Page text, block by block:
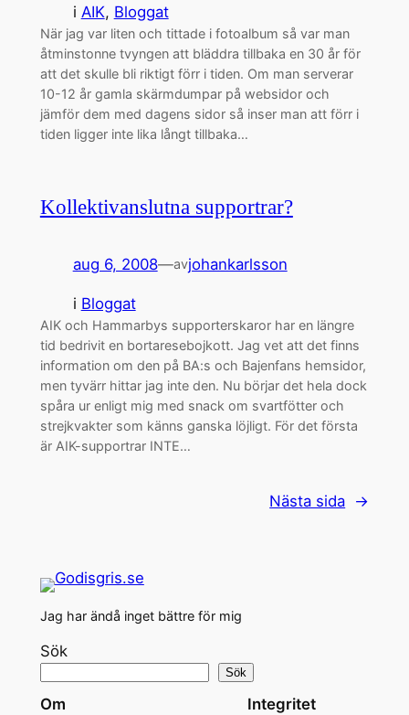
i AIK, Bloggat
När jag var liten och tittade i fotoalbum så var man
åtminstonne tvyngen att bläddra tillbaka en 30 år för
att det skulle bli riktigt förr i tiden. Om man serverar
10-12 år gamla skärmdumpar på websidor och
jämför dem med dagens sidor så inser man att förr i
tiden ligger inte lika långt tillbaka…
Kollektivanslutna supportrar?
aug 6, 2008—avjohankarlsson
i Bloggat
AIK och Hammarbys supporterskaror har en längre
tid bedrivit en bortaresebojkott. Jag vet att det finns
information om den på BA:s och Bajenfans hemsidor,
men tyvärr hittar jag inte den. Nu börjar det hela dock
spåra ur enligt mig med snack om svartfötter och
strejkvakter som känns ganska löjligt. För det första
är AIK-supportrar INTE…
Nästa sida →
Jag har ändå inget bättre för mig
Sök
Sök
Om Integritet